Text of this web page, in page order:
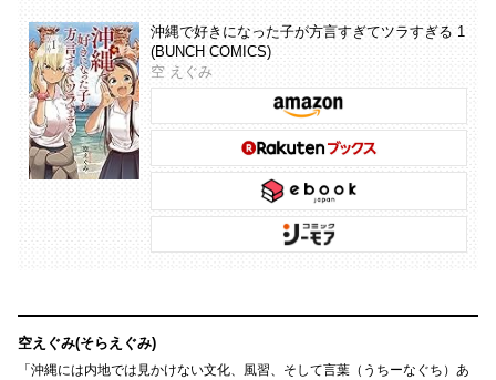
沖縄で好きになった子が方言すぎてツラすぎる 1
(BUNCH COMICS)
空 えぐみ
空えぐみ(そらえぐみ)
「沖縄には内地では見かけない文化、風習、そして言葉（うちーなぐち）あ